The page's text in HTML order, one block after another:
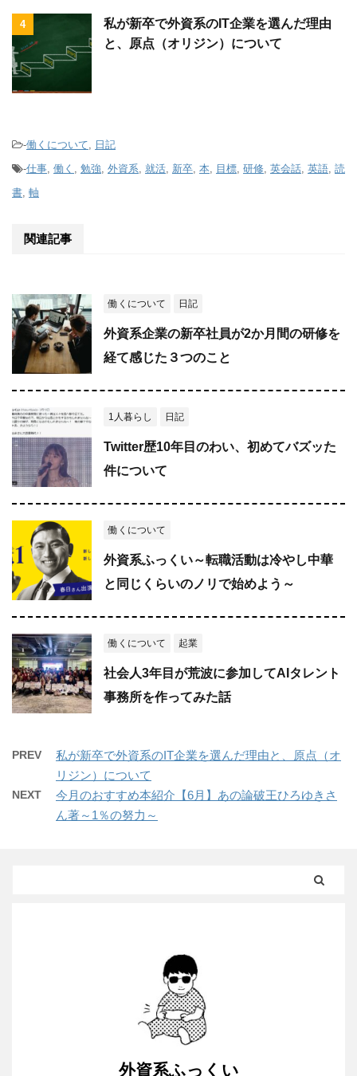
4
私が新卒で外資系のIT企業を選んだ理由
と、原点（オリジン）について
-働くについて
日記
-仕事 働く 勉強 外資系 就活 新卒 本 目標 研修 英会話 英語 読
書 軸
関連記事
働くについて 日記
外資系企業の新卒社員が2か月間の研修を
経て感じた３つのこと
1人暮らし 日記
Twitter歴10年目のわい、初めてバズッた
件について
働くについて
外資系ふっくい～転職活動は冷やし中華
と同じくらいのノリで始めよう～
働くについて 起業
社会人3年目が荒波に参加してAIタレント
事務所を作ってみた話
PREV
私が新卒で外資系のIT企業を選んだ理由と、原点（オ
リジン）について
NEXT
今月のおすすめ本紹介【6月】あの論破王ひろゆきさ
ん著～1％の努力～
外資系ふっくい